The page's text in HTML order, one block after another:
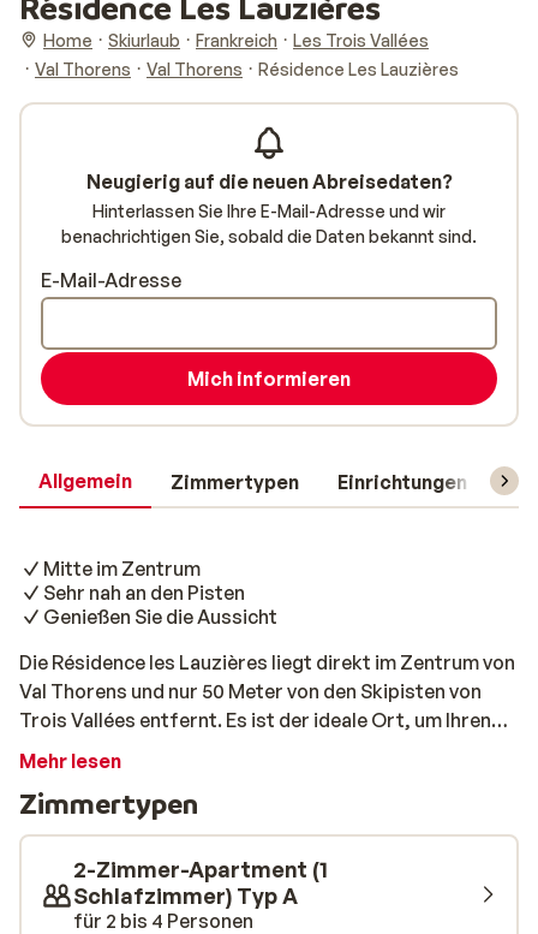
Home Skiurlaub Frankreich
Les Trois Vallées
Val Thorens
Val Thorens Résidence Les Lauzières
Allgemein Zimmertypen Einrichtungen
Mitte im Zentrum
Sehr nah an den Pisten
Genießen Sie die Aussicht
Die Résidence les Lauzières liegt direkt im Zentrum von
Val Thorens und nur 50 Meter von den Skipisten von
Trois Vallées entfernt. Es ist der ideale Ort, um Ihren
Skiurlaub zu verbringen. Die Wohnungen sind
und verfügen über eine Küche, ein Bad und einen Balkon
mit Blick auf die Pisten oder das Zentrum.
Mehr lesen
Zimmertypen
2-Zimmer-Apartment (1
Schlafzimmer) Typ A
für 2 bis 4 Personen
Neugierig auf die neuen Abreisedaten?
Hinterlassen Sie Ihre E-Mail-Adresse und wir
benachrichtigen Sie, sobald die Daten bekannt sind.
E-Mail-Adresse
Mich informieren